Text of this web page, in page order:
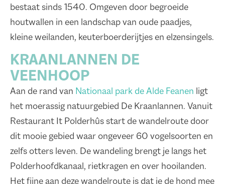
bestaat sinds 1540. Omgeven door begroeide
houtwallen in een landschap van oude paadjes,
kleine weilanden, keuterboerderijtjes en elzensingels.
KRAANLANNEN DE
VEENHOOP
Aan de rand van Nationaal park de Alde Feanen ligt
het moerassig natuurgebied De Kraanlannen. Vanuit
Restaurant It Polderhûs start de wandelroute door
dit mooie gebied waar ongeveer 60 vogelsoorten en
zelfs otters leven. De wandeling brengt je langs het
Polderhoofdkanaal, rietkragen en over hooilanden.
Het fijne aan deze wandelroute is dat je de hond mee